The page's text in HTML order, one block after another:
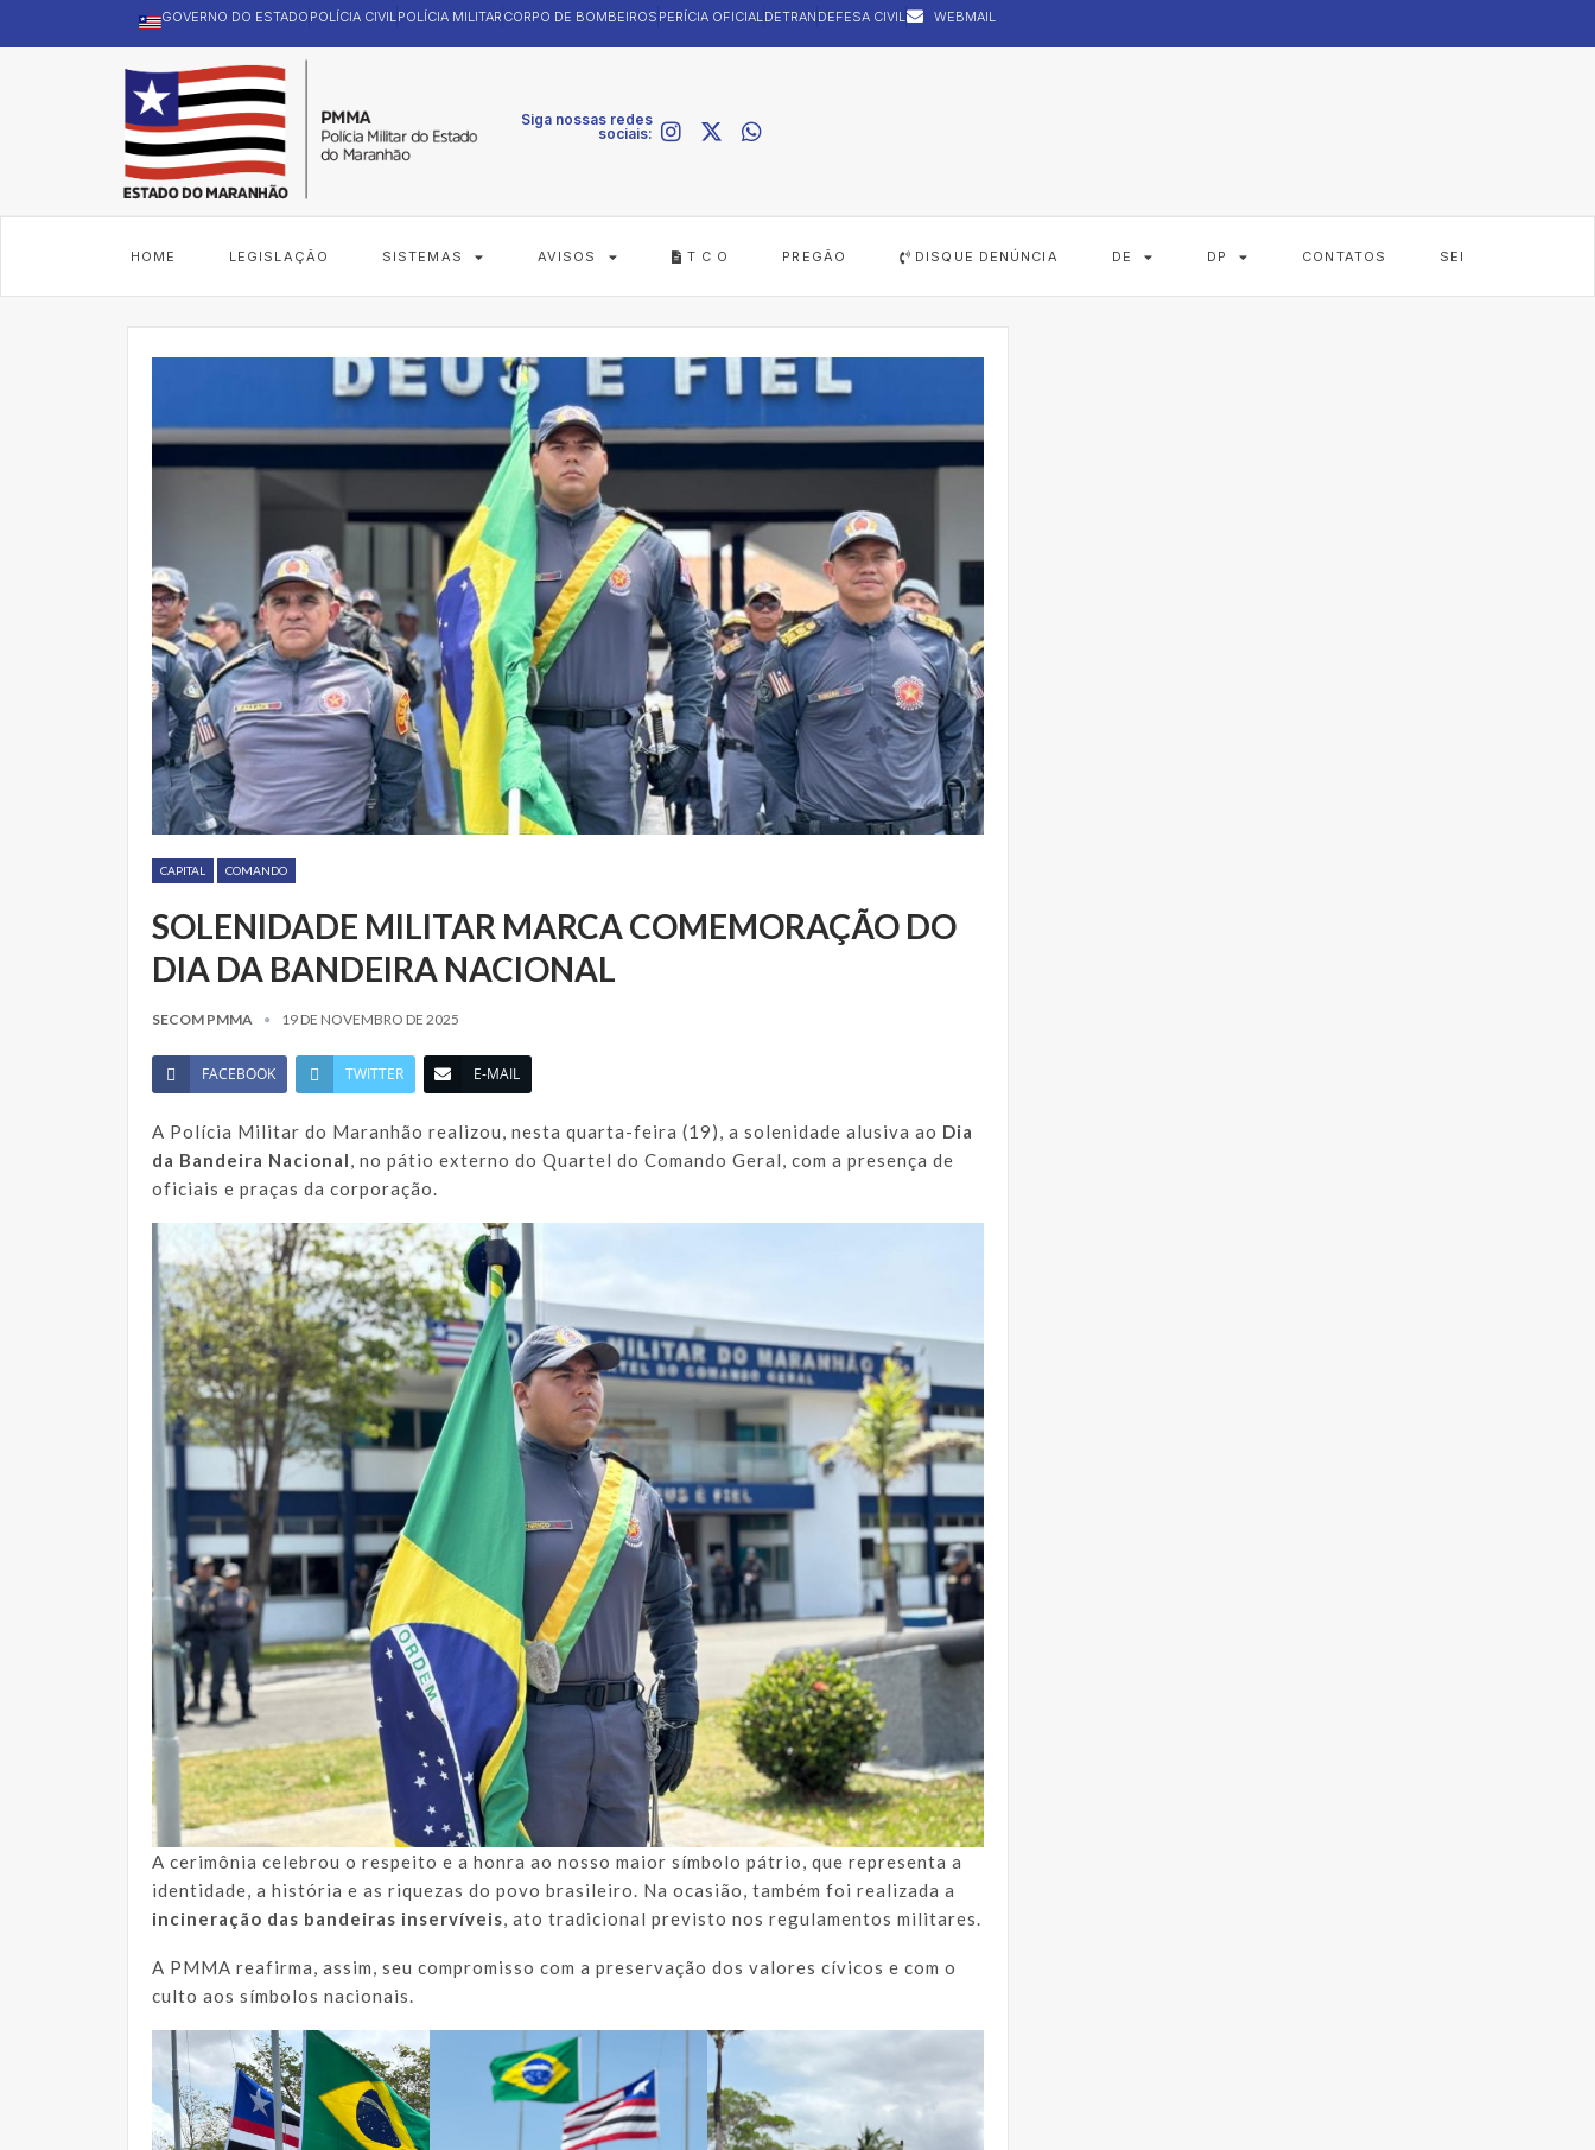
GOVERNO DO ESTADO POLÍCIA CIVILPOLÍCIA MILITAR CORPO DE BOMBEIROS PERÍCIA OFICIALDETRAN DEFESA CIVIL WEBMAIL
Siga nossas redes
sociais:
HOME LEGISLAÇÃO SISTEMAS AVISOS T C O PREGÃO DISQUE DENÚNCIA DE DP CONTATOS SEI
CAPITAL COMANDO
SOLENIDADE MILITAR MARCA COMEMORAÇÃO DO
DIA DA BANDEIRA NACIONAL
SECOM PMMA 19 DE NOVEMBRO DE 2025
FACEBOOK TWITTER E-MAIL
A Polícia Militar do Maranhão realizou, nesta quarta-feira (19), a solenidade alusiva ao Dia
da Bandeira Nacional, no pátio externo do Quartel do Comando Geral, com a presença de
oficiais e praças da corporação.
A cerimônia celebrou o respeito e a honra ao nosso maior símbolo pátrio, que representa a
identidade, a história e as riquezas do povo brasileiro. Na ocasião, também foi realizada a
incineração das bandeiras inservíveis, ato tradicional previsto nos regulamentos militares.
A PMMA reafirma, assim, seu compromisso com a preservação dos valores cívicos e com o
culto aos símbolos nacionais.